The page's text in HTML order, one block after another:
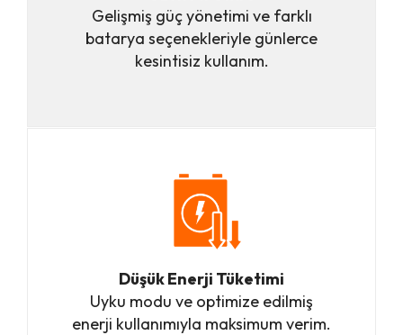
Gelişmiş güç yönetimi ve farklı
batarya seçenekleriyle günlerce
kesintisiz kullanım.
Düşük Enerji Tüketimi
Uyku modu ve optimize edilmiş
enerji kullanımıyla maksimum verim.